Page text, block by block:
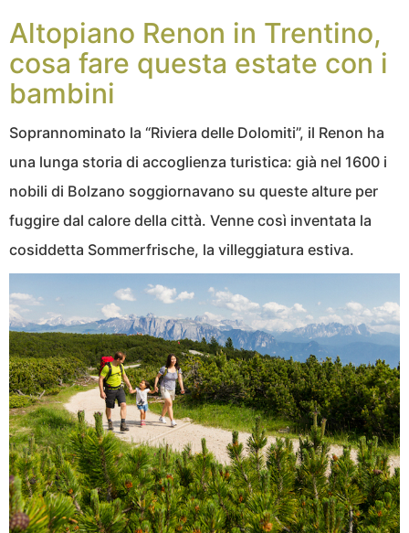
Altopiano Renon in Trentino,
cosa fare questa estate con i
bambini
Soprannominato la “Riviera delle Dolomiti”, il Renon ha
una lunga storia di accoglienza turistica: già nel 1600 i
nobili di Bolzano soggiornavano su queste alture per
fuggire dal calore della città. Venne così inventata la
cosiddetta Sommerfrische, la villeggiatura estiva.